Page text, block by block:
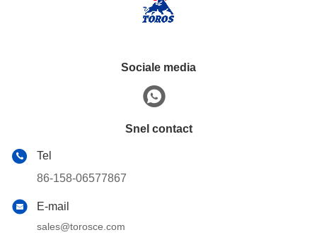
Sociale media
Snel contact
Tel
86-158-06577867
E-mail
sales@torosce.com